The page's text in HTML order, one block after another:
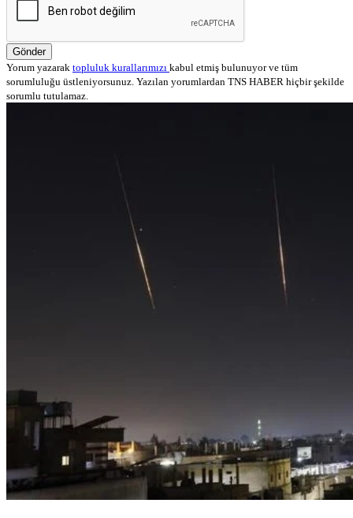
Gönder
Yorum yazarak topluluk kurallarımızı kabul etmiş bulunuyor ve tüm
sorumluluğu üstleniyorsunuz. Yazılan yorumlardan TNS HABER hiçbir şekilde
sorumlu tutulamaz.